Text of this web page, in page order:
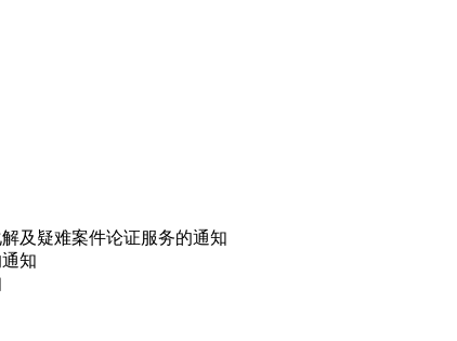
及疑难案件论证服务的通知
知